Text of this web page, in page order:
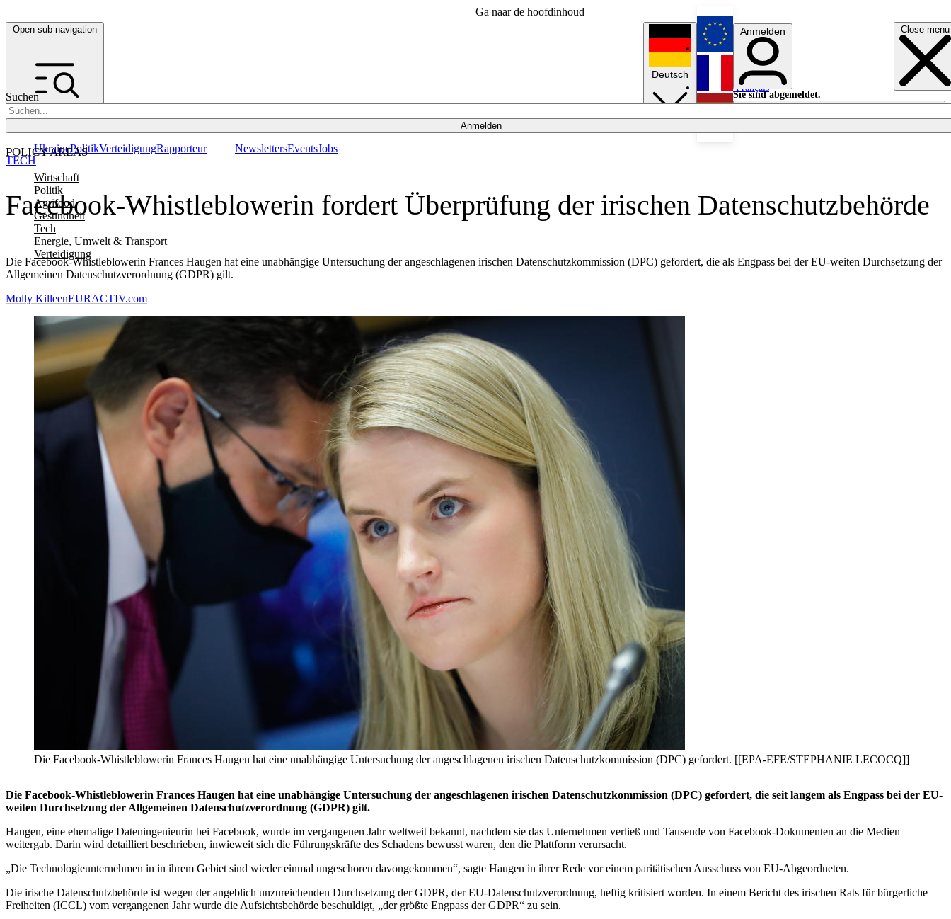
Ga naar de hoofdinhoud
Open sub navigation Close menu
Suchen
Anmelden
POLICY AREAS
Wirtschaft
Politik
Agrifood
Gesundheit
Tech
Energie, Umwelt & Transport
Verteidigung
UkrainePolitikVerteidigungRapporteur NewslettersEventsJobs
Deutsch
English
Français
Anmelden
Sie sind abgemeldet.
Anmelden
Licht aus
Facebook-Whistleblowerin fordert Überprüfung der irischen Datenschutzbehörde
Die Facebook-Whistleblowerin Frances Haugen hat eine unabhängige Untersuchung der angeschlagenen irischen Datenschutzkommission (DPC) gefordert, die als Engpass bei der EU-weiten Durchsetzung der
Allgemeinen Datenschutzverordnung (GDPR) gilt.
TECH
Molly KilleenEURACTIV.com
Die Facebook-Whistleblowerin Frances Haugen hat eine unabhängige Untersuchung der angeschlagenen irischen Datenschutzkommission (DPC) gefordert. [[EPA-EFE/STEPHANIE LECOCQ]]
Die Facebook-Whistleblowerin Frances Haugen hat eine unabhängige Untersuchung der angeschlagenen irischen Datenschutzkommission (DPC) gefordert, die seit langem als Engpass bei der EU-
weiten Durchsetzung der Allgemeinen Datenschutzverordnung (GDPR) gilt.
Haugen, eine ehemalige Dateningenieurin bei Facebook, wurde im vergangenen Jahr weltweit bekannt, nachdem sie das Unternehmen verließ und Tausende von Facebook-Dokumenten an die Medien
weitergab. Darin wird detailliert beschrieben, inwieweit sich die Führungskräfte des Schadens bewusst waren, den die Plattform verursacht.
„Die Technologieunternehmen in in ihrem Gebiet sind wieder einmal ungeschoren davongekommen“, sagte Haugen in ihrer Rede vor einem paritätischen Ausschuss von EU-Abgeordneten.
Die irische Datenschutzbehörde ist wegen der angeblich unzureichenden Durchsetzung der GDPR, der EU-Datenschutzverordnung, heftig kritisiert worden. In einem Bericht des irischen Rats für bürgerliche
Freiheiten (ICCL) vom vergangenen Jahr wurde die Aufsichtsbehörde beschuldigt, „der größte Engpass der GDPR“ zu sein.